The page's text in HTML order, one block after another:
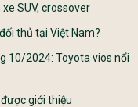
SUV, crossover
thủ tại Việt Nam?
10/2024: Toyota vios nổi
giới thiệu